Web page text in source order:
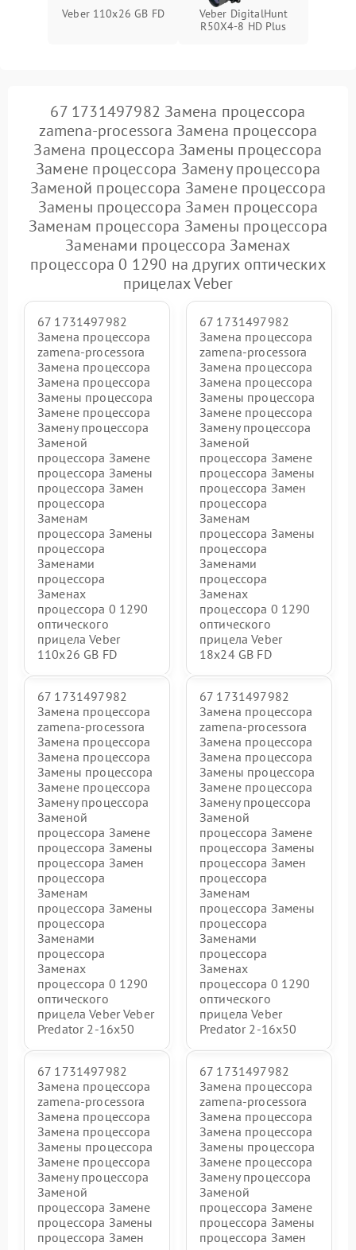
Veber 110x26 GB FD
Veber DigitalHunt
R50X4-8 HD Plus
67 1731497982 Замена процессора
zamena-processora Замена процессора
Замена процессора Замены процессора
Замене процессора Замену процессора
Заменой процессора Замене процессора
Замены процессора Замен процессора
Заменам процессора Замены процессора
Заменами процессора Заменах
процессора 0 1290 на других оптических
прицелах Veber
67 1731497982
Замена процессора
zamena-processora
Замена процессора
Замена процессора
Замены процессора
Замене процессора
Замену процессора
Заменой
процессора Замене
процессора Замены
процессора Замен
процессора
Заменам
процессора Замены
процессора
Заменами
процессора
Заменах
процессора 0 1290
оптического
прицела Veber
110x26 GB FD
67 1731497982
Замена процессора
zamena-processora
Замена процессора
Замена процессора
Замены процессора
Замене процессора
Замену процессора
Заменой
процессора Замене
процессора Замены
процессора Замен
процессора
Заменам
процессора Замены
процессора
Заменами
процессора
Заменах
процессора 0 1290
оптического
прицела Veber
18x24 GB FD
67 1731497982
Замена процессора
zamena-processora
Замена процессора
Замена процессора
Замены процессора
Замене процессора
Замену процессора
Заменой
процессора Замене
процессора Замены
процессора Замен
процессора
Заменам
процессора Замены
процессора
Заменами
процессора
Заменах
процессора 0 1290
оптического
прицела Veber Veber
Predator 2-16x50
67 1731497982
Замена процессора
zamena-processora
Замена процессора
Замена процессора
Замены процессора
Замене процессора
Замену процессора
Заменой
процессора Замене
процессора Замены
процессора Замен
процессора
Заменам
процессора Замены
процессора
Заменами
процессора
Заменах
процессора 0 1290
оптического
прицела Veber
Predator 2-16x50
67 1731497982
Замена процессора
zamena-processora
Замена процессора
Замена процессора
Замены процессора
Замене процессора
Замену процессора
Заменой
процессора Замене
процессора Замены
процессора Замен
67 1731497982
Замена процессора
zamena-processora
Замена процессора
Замена процессора
Замены процессора
Замене процессора
Замену процессора
Заменой
процессора Замене
процессора Замены
процессора Замен